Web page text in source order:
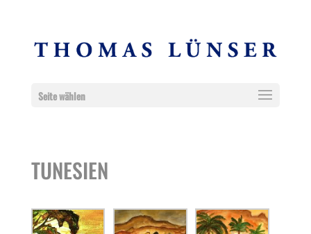
Seite wählen
TUNESIEN